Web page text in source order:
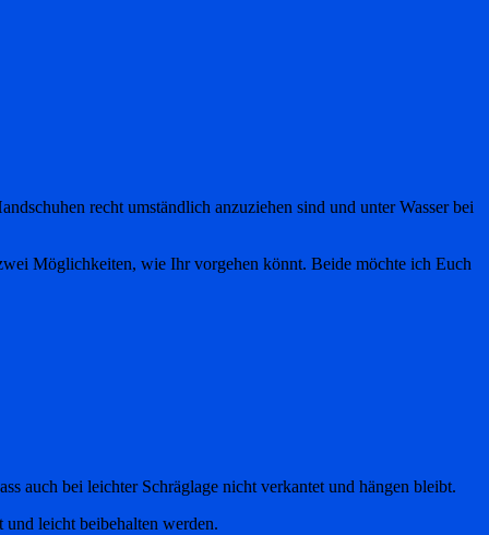
recht umständlich anzuziehen sind und unter Wasser bei
Möglichkeiten, wie Ihr vorgehen könnt. Beide möchte ich Euch
auch bei leichter Schräglage nicht verkantet und hängen bleibt.
leicht beibehalten werden.